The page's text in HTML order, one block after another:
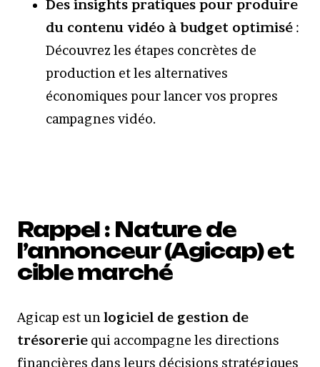
Des insights pratiques pour produire
du contenu vidéo à budget optimisé :
Découvrez les étapes concrètes de
production et les alternatives
économiques pour lancer vos propres
campagnes vidéo.
Rappel : Nature de
l’annonceur (Agicap) et
cible marché
Agicap est un logiciel de gestion de
trésorerie qui accompagne les directions
financières dans leurs décisions stratégiques